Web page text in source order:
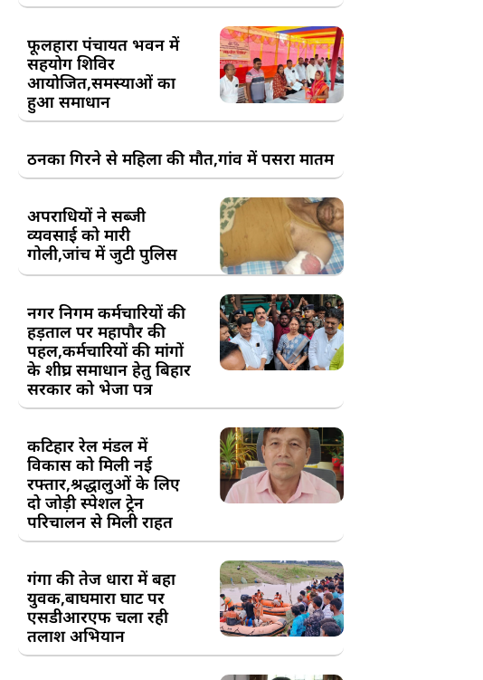
फूलहारा पंचायत भवन में
सहयोग शिविर
आयोजित,समस्याओं का
हुआ समाधान
ठनका गिरने से महिला की मौत,गांव में पसरा मातम
अपराधियों ने सब्जी
व्यवसाई को मारी
गोली,जांच में जुटी पुलिस
नगर निगम कर्मचारियों की
हड़ताल पर महापौर की
पहल,कर्मचारियों की मांगों
के शीघ्र समाधान हेतु बिहार
सरकार को भेजा पत्र
कटिहार रेल मंडल में
विकास को मिली नई
रफ्तार,श्रद्धालुओं के लिए
दो जोड़ी स्पेशल ट्रेन
परिचालन से मिली राहत
गंगा की तेज धारा में बहा
युवक,बाघमारा घाट पर
एसडीआरएफ चला रही
तलाश अभियान